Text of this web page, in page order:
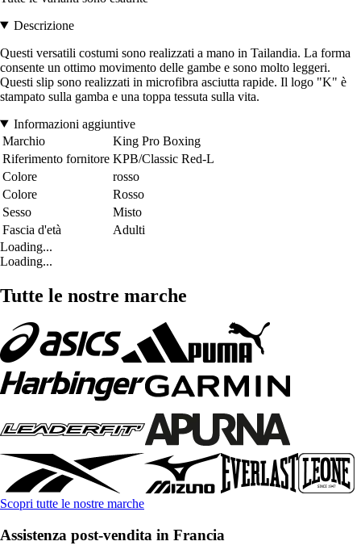
Descrizione
Questi versatili costumi sono realizzati a mano in Tailandia. La forma
consente un ottimo movimento delle gambe e sono molto leggeri.
Questi slip sono realizzati in microfibra asciutta rapide. Il logo "K" è
stampato sulla gamba e una toppa tessuta sulla vita.
Informazioni aggiuntive
Marchio
King Pro Boxing
Riferimento fornitore KPB/Classic Red-L
Colore
rosso
Colore
Rosso
Sesso
Misto
Fascia d'età
Adulti
Loading...
Loading...
Tutte le nostre marche
Scopri tutte le nostre marche
Assistenza post-vendita in Francia